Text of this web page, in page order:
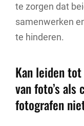
te zorgen dat
samenwerken
te hinderen.
Kan leiden
van foto’s
fotografen